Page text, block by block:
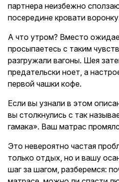
партнера неизбежно
посередине кровати
А что утром? Вместо
просыпаетесь с таким
разгружали вагоны. Шея
предательски ноет, а
первой чашки кофе.
Если вы узнали в этом
вы столкнулись с так
гамака». Ваш матрас
Это невероятно частая
только отдых, но и вашу
шаг за шагом, разберемся: